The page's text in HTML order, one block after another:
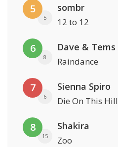
5
5
sombr
12 to 12
6
8
Dave & Tems
Raindance
7
6
Sienna Spiro
Die On This Hill
8
15
Shakira
Zoo